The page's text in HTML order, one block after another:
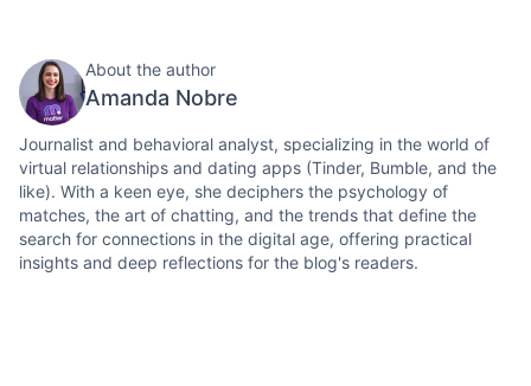
About the author
Amanda Nobre
Journalist and behavioral analyst, specializing in the world of
virtual relationships and dating apps (Tinder, Bumble, and the
like). With a keen eye, she deciphers the psychology of
matches, the art of chatting, and the trends that define the
search for connections in the digital age, offering practical
insights and deep reflections for the blog's readers.